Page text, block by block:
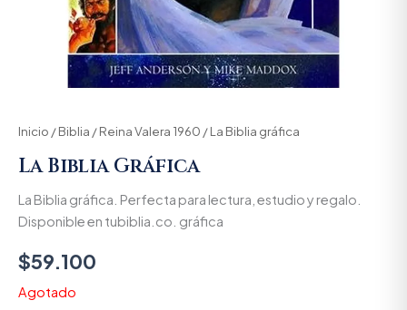
Inicio /Biblia /Reina Valera 1960 / La Biblia gráfica
La Biblia Gráfica
La Biblia gráfica. Perfecta para lectura, estudio y regalo.
Disponible en tubiblia.co. gráfica
$59.100
Agotado